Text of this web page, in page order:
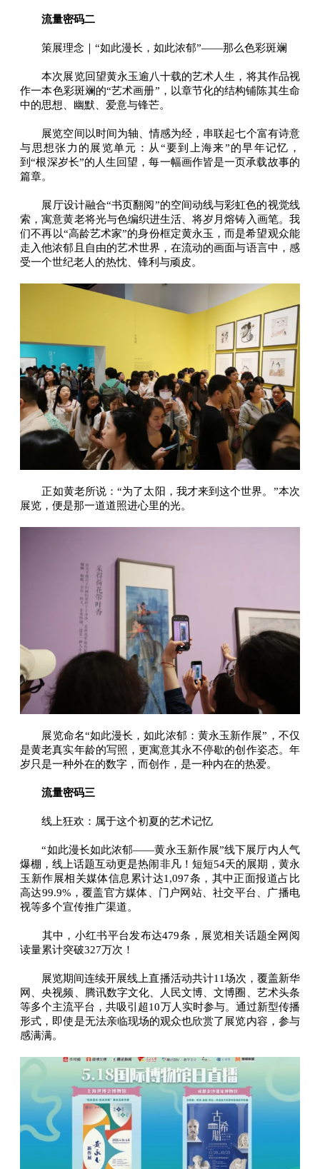
流量密码二
策展理念｜“如此漫长，如此浓郁”——那么色彩斑斓
本次展览回望黄永玉逾八十载的艺术人生，将其作品视
作一本色彩斑斓的“艺术画册”，以章节化的结构铺陈其生命
中的思想、幽默、爱意与锋芒。
展览空间以时间为轴、情感为经，串联起七个富有诗意
与思想张力的展览单元：从“要到上海来”的早年记忆，
到“根深岁长”的人生回望，每一幅画作皆是一页承载故事的
篇章。
展厅设计融合“书页翻阅”的空间动线与彩虹色的视觉线
索，寓意黄老将光与色编织进生活、将岁月熔铸入画笔。我
们不再以“高龄艺术家”的身份框定黄永玉，而是希望观众能
走入他浓郁且自由的艺术世界，在流动的画面与语言中，感
受一个世纪老人的热忱、锋利与顽皮。
正如黄老所说：“为了太阳，我才来到这个世界。”本次
展览，便是那一道道照进心里的光。
展览命名“如此漫长，如此浓郁：黄永玉新作展”，不仅
是黄老真实年龄的写照，更寓意其永不停歇的创作姿态。年
岁只是一种外在的数字，而创作，是一种内在的热爱。
流量密码三
线上狂欢：属于这个初夏的艺术记忆
“如此漫长如此浓郁——黄永玉新作展”线下展厅内人气
爆棚，线上话题互动更是热闹非凡！短短54天的展期，黄永
玉新作展相关媒体信息累计达1,097条，其中正面报道占比
高达99.9%，覆盖官方媒体、门户网站、社交平台、广播电
视等多个宣传推广渠道。
其中，小红书平台发布达479条，展览相关话题全网阅
读量累计突破327万次！
展览期间连续开展线上直播活动共计11场次，覆盖新华
网、央视频、腾讯数字文化、人民文博、文博圈、艺术头条
等多个主流平台，共吸引超10万人实时参与。通过新型传播
形式，即使是无法亲临现场的观众也欣赏了展览内容，参与
感满满。